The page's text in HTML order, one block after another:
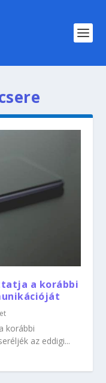
a korábbi
korábbi
az eddigi...